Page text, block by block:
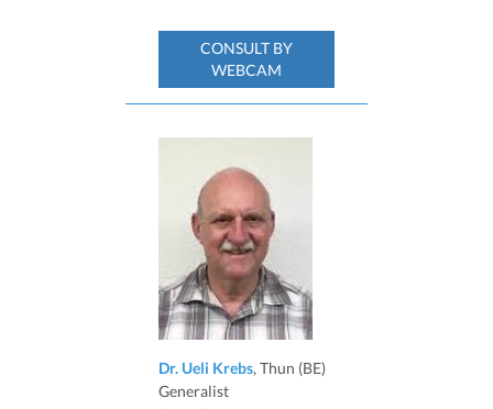
CONSULT BY
WEBCAM
Dr. Ueli Krebs, Thun (BE)
Generalist